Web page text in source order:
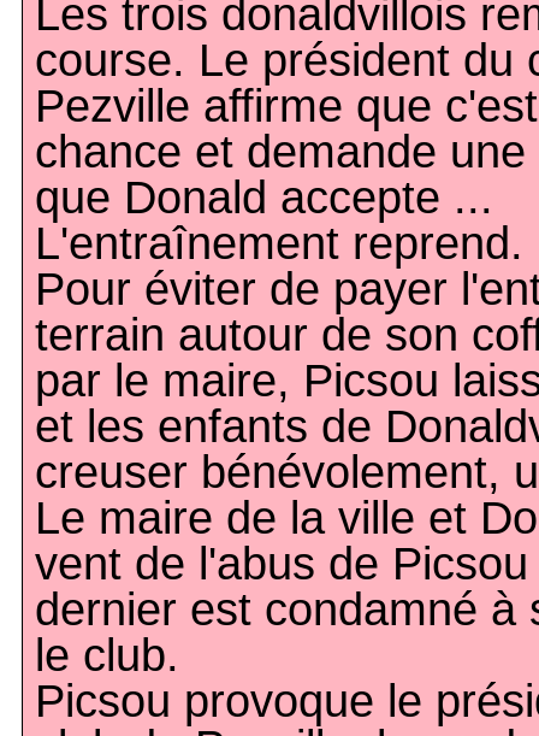
Les trois donaldvillois
course. Le président du
Pezville affirme que
chance et demande
que Donald accepte ...
L'entraînement reprend.
Pour éviter de payer
terrain autour de son
par le maire, Picsou
et les enfants de
creuser bénévolement,
Le maire de la ville et
vent de l'abus de
dernier est condamné à
le club.
Picsou provoque le